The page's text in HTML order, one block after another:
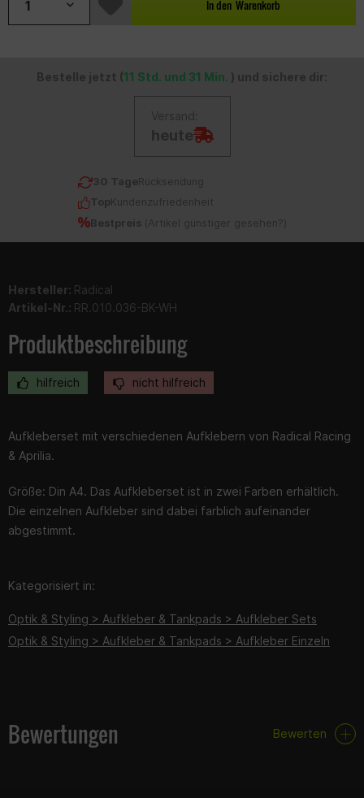
In den Warenkorb
Bestelle jetzt (11 Std. und 31 Min. ) und sichere dir:
Versand:
heute
30 TageRücksendung
TopKundenzufriedenheit
Bestpreis ( Artikel günstiger gesehen? )
Hersteller: Radical
Artikel-Nr.: RR.010.036-BK-WH
Produktbeschreibung
hilfreich nicht hilfreich
Aufkleberset mit verschiedenen Aufklebern von Radical Racing
& Aprilia.
Größe: Din A4. Das Aufkleberset ist in zwei Farben erhältlich.
Die einzelnen Aufkleber sind dabei farblich aufeinander
abgestimmt.
Kategorisiert in:
Optik & Styling > Aufkleber & Tankpads > Aufkleber Sets
Optik & Styling > Aufkleber & Tankpads > Aufkleber Einzeln
Bewertungen Bewerten